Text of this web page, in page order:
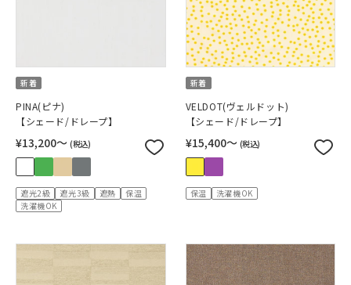
新着
PINA(ピナ)
【シェード/ドレープ】
¥13,200〜 (税込)
遮光2級 遮光3級 遮熱
保温
洗濯機OK
新着
VELDOT(ヴェルドット)
【シェード/ドレープ】
¥15,400〜 (税込)
保温 洗濯機OK